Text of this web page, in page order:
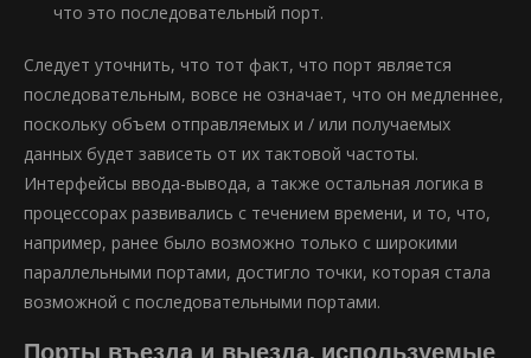
что это последовательный порт.
Следует уточнить, что тот факт, что порт является
последовательным, вовсе не означает, что он медленнее,
поскольку объем отправляемых и / или получаемых
данных будет зависеть от их тактовой частоты.
Интерфейсы ввода-вывода, а также остальная логика в
процессорах развивались с течением времени, и то, что,
например, ранее было возможно только с широкими
параллельными портами, достигло точки, которая стала
возможной с последовательными портами.
Порты въезда и выезда, используемые